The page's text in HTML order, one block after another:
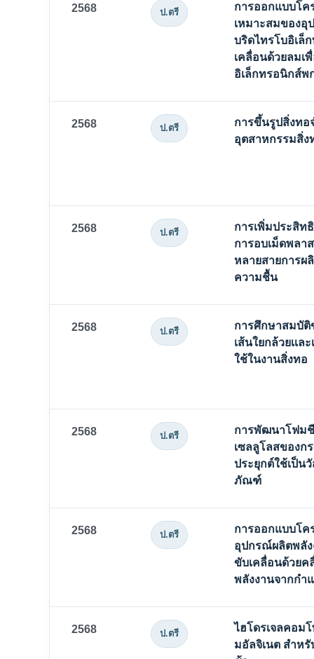
2568 ป.ตรี
การออกแบบโค
เหมาะสมของอุ
บริดไทรโบอิเล็
เคลื่อนด้วยลมเ
อิเล็กทรอนิกส์พ
2568 ป.ตรี
การขึ้นรูปสิ่งทอ
อุตสาหกรรมสิ่ง
2568 ป.ตรี
การเพิ่มประสิท
การอบเม็ดพลา
หลายสายการผ
ความชื้น
2568 ป.ตรี
การศึกษาสมบัติ
เส้นใยกล้วยเเล
ใช้ในงานสิ่งทอ
2568 ป.ตรี
การพัฒนาโฟม
เซลลูโลสของก
ประยุกต์ใช้เป็น
ภัณฑ์
2568 ป.ตรี
การออกแบบโค
อุปกรณ์ผลิตพลัง
ขับเคลื่อนด้วยค
พลังงานจากกำ
2568 ป.ตรี
ไฮโดรเจลคอม
มอัลจิเนต สำห